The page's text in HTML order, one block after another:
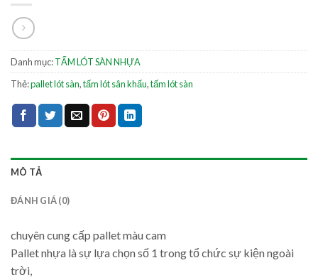
Danh mục:TẤM LÓT SÀN NHỰA
Thẻ:pallet lót sàn,tấm lót sân khấu,tấm lót sàn
MÔ TẢ
ĐÁNH GIÁ (0)
chuyên cung cấp pallet màu cam
Pallet nhựa là sự lựa chọn số 1 trong tổ chức sự kiện ngoài
trời,